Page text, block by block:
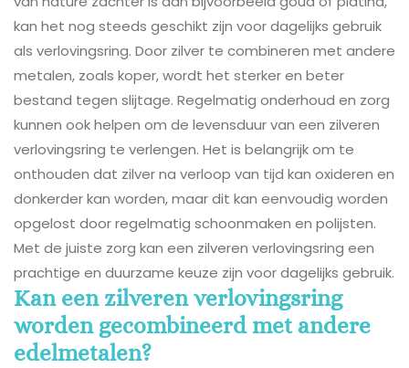
kan het nog steeds geschikt zijn voor dagelijks gebruik
als verlovingsring. Door zilver te combineren met andere
metalen, zoals koper, wordt het sterker en beter
bestand tegen slijtage. Regelmatig onderhoud en zorg
kunnen ook helpen om de levensduur van een zilveren
verlovingsring te verlengen. Het is belangrijk om te
onthouden dat zilver na verloop van tijd kan oxideren en
donkerder kan worden, maar dit kan eenvoudig worden
opgelost door regelmatig schoonmaken en polijsten.
Met de juiste zorg kan een zilveren verlovingsring een
prachtige en duurzame keuze zijn voor dagelijks gebruik.
Kan een zilveren verlovingsring
worden gecombineerd met andere
edelmetalen?